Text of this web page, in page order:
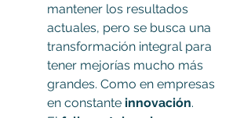
mantener los resultados
actuales, pero se busca una
transformación integral para
tener mejorías mucho más
grandes. Como en empresas
en constante innovación.